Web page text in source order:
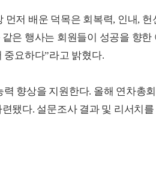
먼저 배운 덕목은 회복력, 인내, 헌
은 행사는 회원들이 성공을 향한
중요하다”라고 밝혔다.
향상을 지원한다. 올해 연차총
됐다. 설문조사 결과 및 리서치를